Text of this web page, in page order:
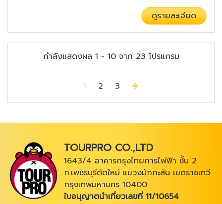
ดูรายละเอียด
กำลังแสดงผล 1 - 10จาก 23 โปรแกรม
1 2 3
TOURPRO CO.,LTD
1643/4 อาคารกรุงไทยการไฟฟ้า ชั้น 2
ถ.เพชรบุรีตัดใหม่ แขวงมักกะสัน เขตราชเทวี
กรุงเทพมหานคร 10400
ใบอนุญาตนำเที่ยวเลขที่ 11/10654